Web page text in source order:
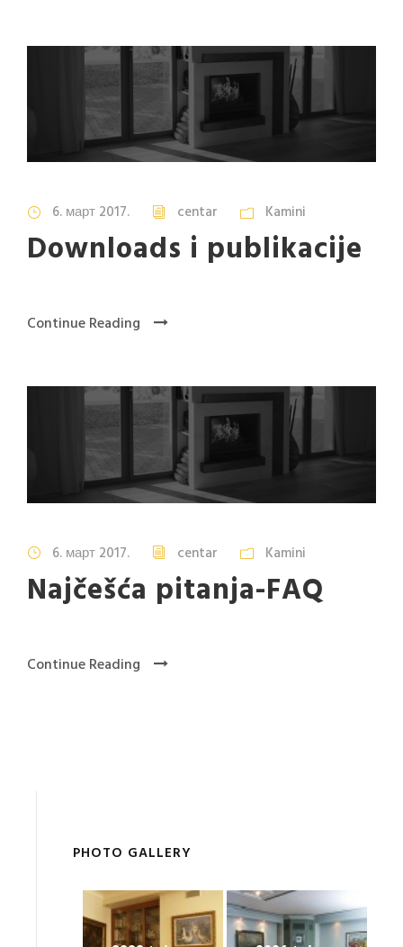
6. март 2017. centar Kamini
Downloads i publikacije
Continue Reading
6. март 2017. centar Kamini
Najčešća pitanja-FAQ
Continue Reading
PHOTO GALLERY